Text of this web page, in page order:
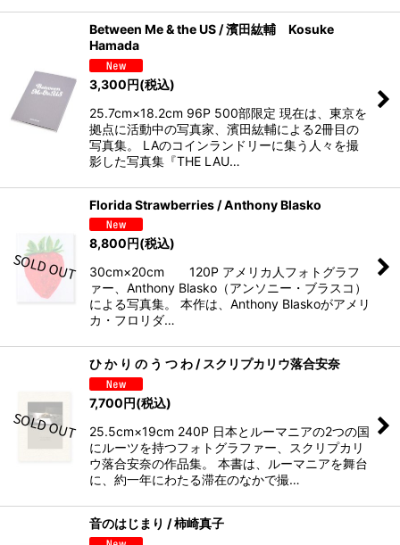
Between Me & the US / 濱田紘輔 Kosuke
Hamada
3,300円(税込)
25.7cm×18.2cm 96P 500部限定 現在は、東京を
拠点に活動中の写真家、濱田紘輔による2冊目の
写真集。 LAのコインランドリーに集う人々を撮
影した写真集『THE LAU…
Florida Strawberries / Anthony Blasko
8,800円(税込)
30cm×20cm 120P アメリカ人フォトグラフ
ァー、Anthony Blasko（アンソニー・ブラスコ）
による写真集。 本作は、Anthony Blaskoがアメリ
カ・フロリダ…
ひ か り の う つ わ / スクリプカリウ落合安奈
7,700円(税込)
25.5cm×19cm 240P 日本とルーマニアの2つの国
にルーツを持つフォトグラファー、スクリプカリ
ウ落合安奈の作品集。 本書は、ルーマニアを舞台
に、約一年にわたる滞在のなかで撮…
音のはじまり / 柿崎真子